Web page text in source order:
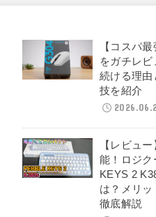
【コスパ
をガチレ
続ける理由
技を紹介
【レビュ
能！ロジク
KEYS 2
は？メリッ
徹底解説